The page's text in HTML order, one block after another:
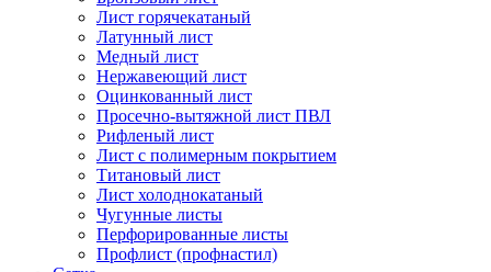
Лист горячекатаный
Латунный лист
Медный лист
Нержавеющий лист
Оцинкованный лист
Просечно-вытяжной лист ПВЛ
Рифленый лист
Лист с полимерным покрытием
Титановый лист
Лист холоднокатаный
Чугунные листы
Перфорированные листы
Профлист (профнастил)